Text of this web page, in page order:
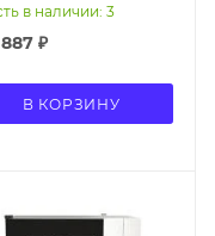
в наличии: 3
887₽
В КОРЗИНУ